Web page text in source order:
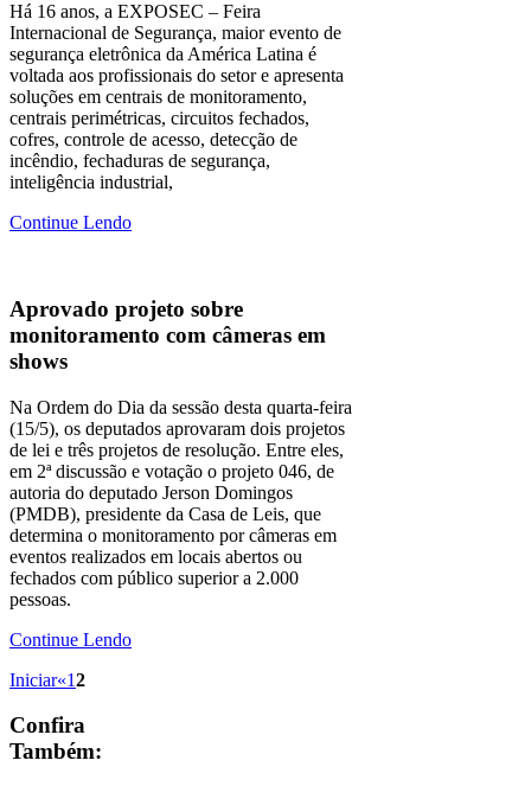
Há 16 anos, a EXPOSEC – Feira
Internacional de Segurança, maior evento de
segurança eletrônica da América Latina é
voltada aos profissionais do setor e apresenta
soluções em centrais de monitoramento,
centrais perimétricas, circuitos fechados,
cofres, controle de acesso, detecção de
incêndio, fechaduras de segurança,
inteligência industrial,
Continue Lendo
Aprovado projeto sobre
monitoramento com câmeras em
shows
Na Ordem do Dia da sessão desta quarta-feira
(15/5), os deputados aprovaram dois projetos
de lei e três projetos de resolução. Entre eles,
em 2ª discussão e votação o projeto 046, de
autoria do deputado Jerson Domingos
(PMDB), presidente da Casa de Leis, que
determina o monitoramento por câmeras em
eventos realizados em locais abertos ou
fechados com público superior a 2.000
pessoas.
Continue Lendo
Iniciar«12
Confira
Também: